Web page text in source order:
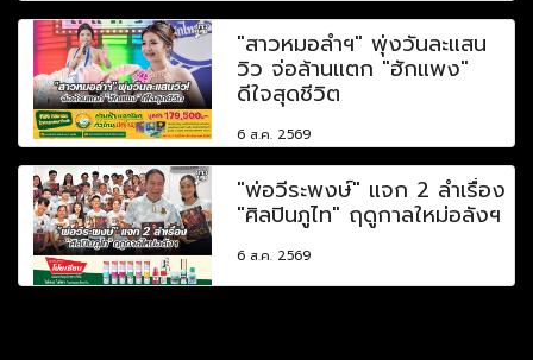
"สาวหมอลำฯ" พุ่งวันละแสน
วิว จ่อล้านแตก "ฮักแพง"
ดีใจสุดชีวิต
6 ส.ค. 2569
"พ่อวีระพงษ์" แจก 2 ลำเรื่อง
"ศิลปินภูไท" ฤดูกาลใหม่อลังฯ
6 ส.ค. 2569